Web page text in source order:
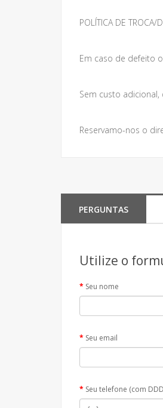
POLÍTICA DE TROCA/
Em caso de defeito
Sem custo
Reservamo-nos o
PERGUNTAS
Utilize o
Seu nome
Seu email
Seu telefone (com